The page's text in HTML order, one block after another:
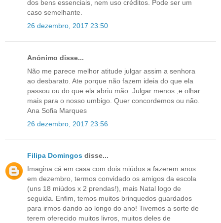
dos bens essenciais, nem uso créditos. Pode ser um
caso semelhante.
26 dezembro, 2017 23:50
Anónimo disse...
Não me parece melhor atitude julgar assim a senhora
ao desbarato. Ate porque não fazem ideia do que ela
passou ou do que ela abriu mão. Julgar menos ,e olhar
mais para o nosso umbigo. Quer concordemos ou não.
Ana Sofia Marques
26 dezembro, 2017 23:56
Filipa Domingos disse...
Imagina cá em casa com dois miúdos a fazerem anos
em dezembro, termos convidado os amigos da escola
(uns 18 miúdos x 2 prendas!), mais Natal logo de
seguida. Enfim, temos muitos brinquedos guardados
para irmos dando ao longo do ano! Tivemos a sorte de
terem oferecido muitos livros, muitos deles de